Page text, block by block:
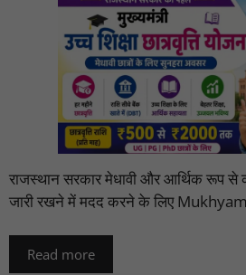
राजस्थान सरकार मेधावी और आर्थिक रूप से
जारी रखने में मदद करने के लिए
Read more